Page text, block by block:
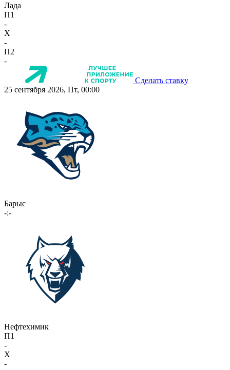
Лада
П1
-
X
-
П2
-
Сделать ставку
25 сентября 2026, Пт, 00:00
Барыс
-:-
Нефтехимик
П1
-
X
-